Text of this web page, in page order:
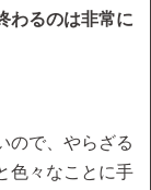
わるのは非常に
ので、やらざる
色々なことに手